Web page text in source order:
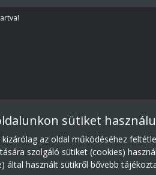
sütiket
kizárólag az oldal működéséhez
szolgáló sütiket (cookies)
által használt sütikről bővebb